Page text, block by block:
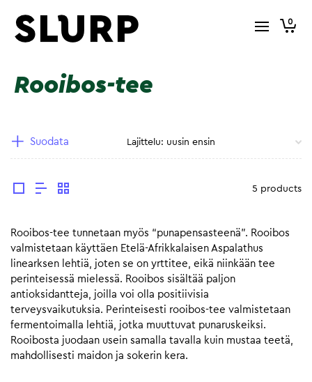
0
Rooibos-tee
Suodata
5 products
Rooibos-tee tunnetaan myös “punapensasteenä”. Rooibos
valmistetaan käyttäen Etelä-Afrikkalaisen Aspalathus
linearksen lehtiä, joten se on yrttitee, eikä niinkään tee
perinteisessä mielessä. Rooibos sisältää paljon
antioksidantteja, joilla voi olla positiivisia
terveysvaikutuksia. Perinteisesti rooibos-tee valmistetaan
fermentoimalla lehtiä, jotka muuttuvat punaruskeiksi.
Rooibosta juodaan usein samalla tavalla kuin mustaa teetä,
mahdollisesti maidon ja sokerin kera.